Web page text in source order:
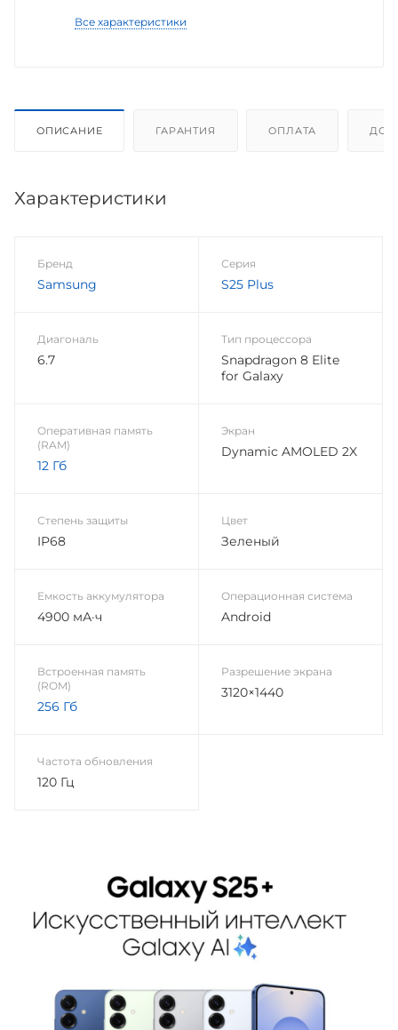
Все характеристики
ОПИСАНИЕ ГАРАНТИЯ ОПЛАТА
Характеристики
Бренд
Samsung
Серия
S25 Plus
Диагональ
6.7
Тип процессора
Snapdragon 8 Elite
for Galaxy
Оперативная память
(RAM)
12 Гб
Экран
Dynamic AMOLED 2X
Степень защиты
IP68
Цвет
Зеленый
Емкость аккумулятора
4900 мА·ч
Операционная система
Android
Встроенная память
(ROM)
256 Гб
Разрешение экрана
3120×1440
Частота обновления
120 Гц